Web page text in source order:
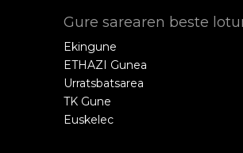
Gure sarearen beste
Ekingune
ETHAZI Gunea
Urratsbatsarea
TK Gune
Euskelec